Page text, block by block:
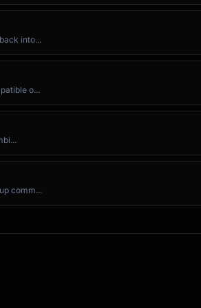
into...
o...
comm...